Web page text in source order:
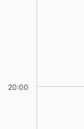
20:00